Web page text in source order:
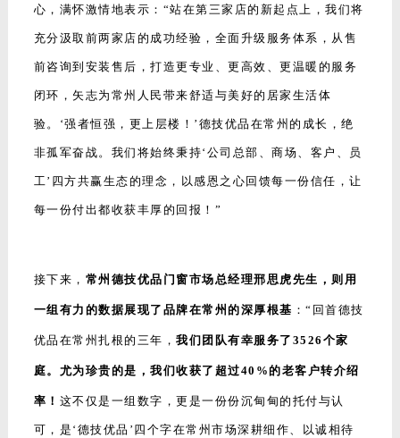
心，满怀激情地表示：“站在第三家店的新起点上，我们将
充分汲取前两家店的成功经验，全面升级服务体系，从售
前咨询到安装售后，打造更专业、更高效、更温暖的服务
闭环，矢志为常州人民带来舒适与美好的居家生活体
验。‘强者恒强，更上层楼！’德技优品在常州的成长，绝
非孤军奋战。我们将始终秉持‘公司总部、商场、客户、员
工’四方共赢生态的理念，以感恩之心回馈每一份信任，让
每一份付出都收获丰厚的回报！”
接下来， 常州德技优品门窗市场总经理邢思虎先生，则用
一组有力的数据展现了品牌在常州的深厚根基 ：“回首德技
优品在常州扎根的三年，我们团队有幸服务了3526个家
庭。尤为珍贵的是，我们收获了超过40%的老客户转介绍
率！ 这不仅是一组数字，更是一份份沉甸甸的托付与认
可，是‘德技优品’四个字在常州市场深耕细作、以诚相待